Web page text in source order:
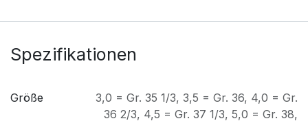
Spezifikationen
Größe 3,0 = Gr. 35 1/3, 3,5 = Gr. 36, 4,0 = Gr.
36 2/3, 4,5 = Gr. 37 1/3, 5,0 = Gr. 38,